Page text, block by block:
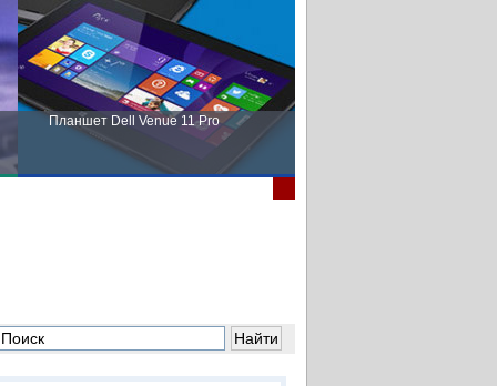
Планшет Dell Venue 11 Pro